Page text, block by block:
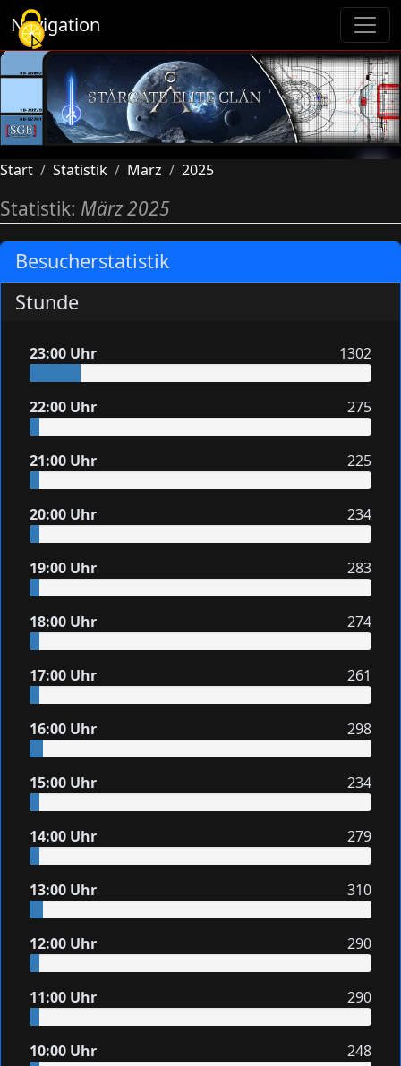
Navigation
Start Statistik März 2025
Statistik: März 2025
Besucherstatistik
Stunde
23:00 Uhr 1302
22:00 Uhr 275
21:00 Uhr 225
20:00 Uhr 234
19:00 Uhr 283
18:00 Uhr 274
17:00 Uhr 261
16:00 Uhr 298
15:00 Uhr 234
14:00 Uhr 279
13:00 Uhr 310
12:00 Uhr 290
11:00 Uhr 290
10:00 Uhr 248
Cookie-Einstellungen